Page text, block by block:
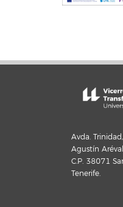
Avda.
Agustín
C.P. 38071
Tenerife.